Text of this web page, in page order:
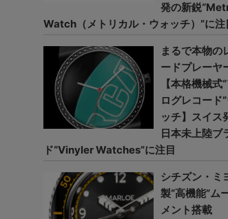
発の新鋭
Watch（メトリカル・ウォッチ）”に注
まるで本物の
ードプレーヤ
【本格機械式
ログレコード
ッチ】スイス
日本未上陸ブ
ド“Vinyler Watches”に注目
シチズン・ミ
製“高機能”ム
メント搭載